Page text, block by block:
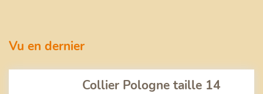
Vu en dernier
Collier Pologne taille 14